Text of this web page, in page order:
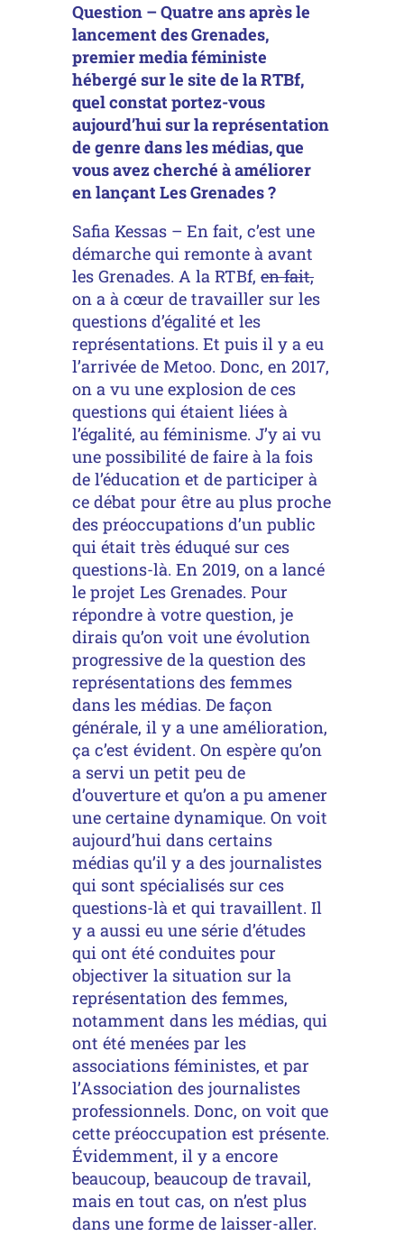
Question – Quatre ans après le
lancement des Grenades,
premier media féministe
hébergé sur le site de la RTBf,
quel constat portez-vous
aujourd’hui sur la représentation
de genre dans les médias, que
vous avez cherché à améliorer
en lançant Les Grenades ?
Safia Kessas – En fait, c’est une
démarche qui remonte à avant
les Grenades. A la RTBf, en fait,
on a à cœur de travailler sur les
questions d’égalité et les
représentations. Et puis il y a eu
l’arrivée de Metoo. Donc, en 2017,
on a vu une explosion de ces
questions qui étaient liées à
l’égalité, au féminisme. J’y ai vu
une possibilité de faire à la fois
de l’éducation et de participer à
ce débat pour être au plus proche
des préoccupations d’un public
qui était très éduqué sur ces
questions-là. En 2019, on a lancé
le projet Les Grenades. Pour
répondre à votre question, je
dirais qu’on voit une évolution
progressive de la question des
représentations des femmes
dans les médias. De façon
générale, il y a une amélioration,
ça c’est évident. On espère qu’on
a servi un petit peu de
d’ouverture et qu’on a pu amener
une certaine dynamique. On voit
aujourd’hui dans certains
médias qu’il y a des journalistes
qui sont spécialisés sur ces
questions-là et qui travaillent. Il
y a aussi eu une série d’études
qui ont été conduites pour
objectiver la situation sur la
représentation des femmes,
notamment dans les médias, qui
ont été menées par les
associations féministes, et par
l’Association des journalistes
professionnels. Donc, on voit que
cette préoccupation est présente.
Évidemment, il y a encore
beaucoup, beaucoup de travail,
mais en tout cas, on n’est plus
dans une forme de laisser-aller.